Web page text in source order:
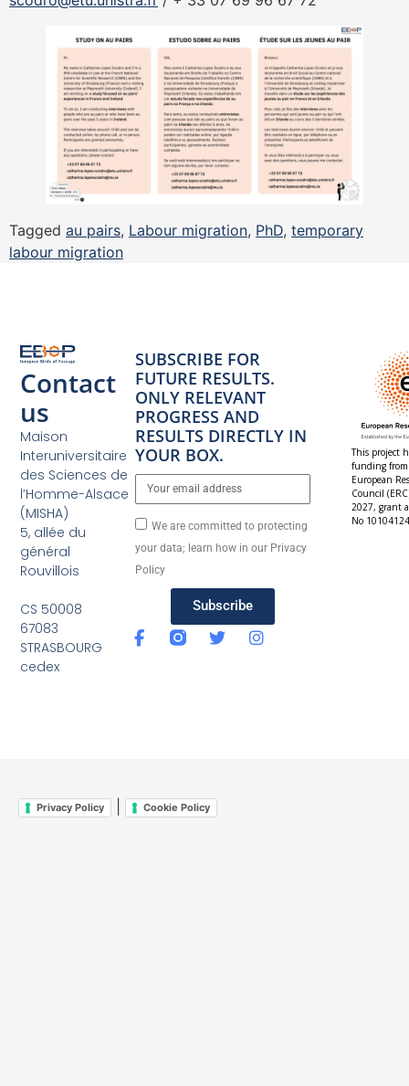
Tagged au pairs, Labour migration, PhD, temporary
labour migration
Contact
us
Maison
Interuniversitaire
des Sciences de
l’Homme-Alsace
(MISHA)
5, allée du
général
Rouvillois
CS 50008
67083
STRASBOURG
cedex
SUBSCRIBE FOR
FUTURE RESULTS.
ONLY RELEVANT
PROGRESS AND
RESULTS DIRECTLY IN
YOUR BOX.
We are committed to protecting
your data; learn how in our Privacy
Policy
Subscribe
This project
funding
European
Council
2027, grant
No
Privacy Policy Cookie Policy